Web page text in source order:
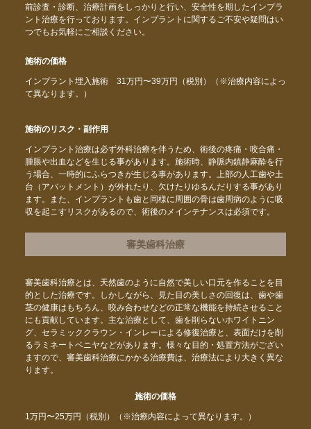
前診査・診断、治療計画をしっかりと行い、安全性を期したインプラ
ント治療を行っております。インプラントに関するご不安や疑問はい
つでもお気軽にご相談ください。
施術の価格
インプラント埋入施術 31万円〜39万円（税別）（※治療内容によっ
て異なります。）
施術のリスク・副作用
インプラント治療は必ず外科治療を伴うため、術後の疼痛・咬合痛・
腫脹や出血などを生じる事があります。施術時、静脈内鎮静麻酔を行
う場合、一時的にふらつきが生じる事があります。上部の人工歯や土
台（アバットメント）が外れたり、欠けたりゆるんだりする事があり
ます。また、インプラントも歯と同様に周囲の骨は歯周病のように吸
収を起こすリスクがあるので、術後のメインテナンスは必須です。
審美歯科治療
審美歯科治療とは、天然歯のように自然で美しい口元を作ることを目
的とした治療です。しかしながら、見た目の美しさの回復は、歯や歯
茎の健康はもちろん、咬み合わせなどの正常な機能を持続させること
にも貢献しています。主な治療として、歯を削らないホワイトニン
グ、セラミッククラウン・インレーによる修復治療と、表面だけを削
るラミネートベニヤなどがあります。様々な目的・処置方法がござい
ますので、審美歯科治療にかかる治療費は、治療法により大きく異な
ります。
施術の価格
1万円〜25万円（税別）（※治療内容によって異なります。）